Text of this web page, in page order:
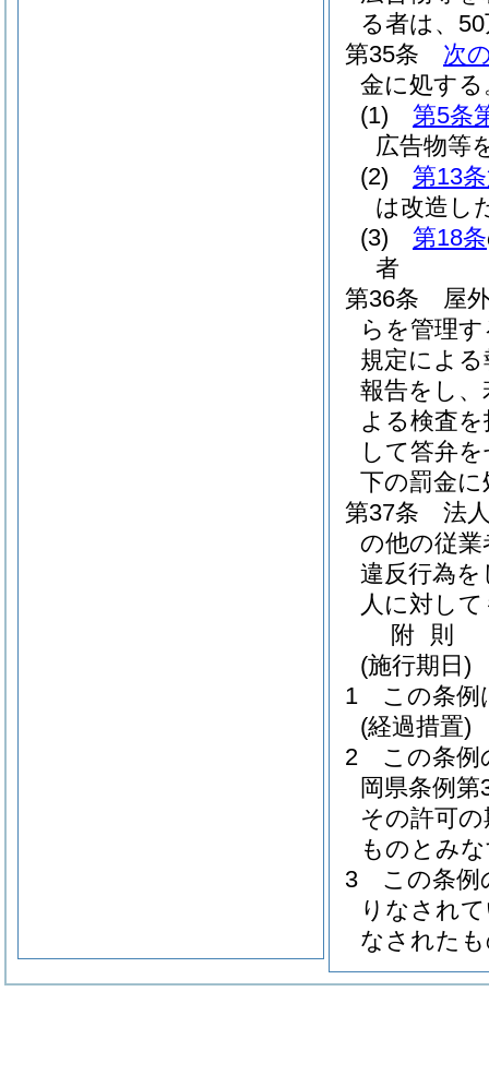
る者は、
第35条
次
金に処する
(1)
第5条
広告物等
(2)
第13
は改造し
(3)
第18条
者
第36条
屋
らを管理
規定によ
報告をし
よる検査
して答弁
下の罰金
第37条
法
の他の従
違反行為
人に対し
附 則
(施行期日)
1
この条例
(経過措置)
2
この条例
岡県条例第
その許可
ものとみ
3
この条例
りなされ
なされた